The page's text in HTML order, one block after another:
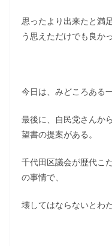
思ったより出来たと満
う思えただけでも良かっ
今日は、みどころある
最後に、自民党さんか
望書の提案がある。
千代田区議会が歴代こ
の事情で、
壊してはならないとわ